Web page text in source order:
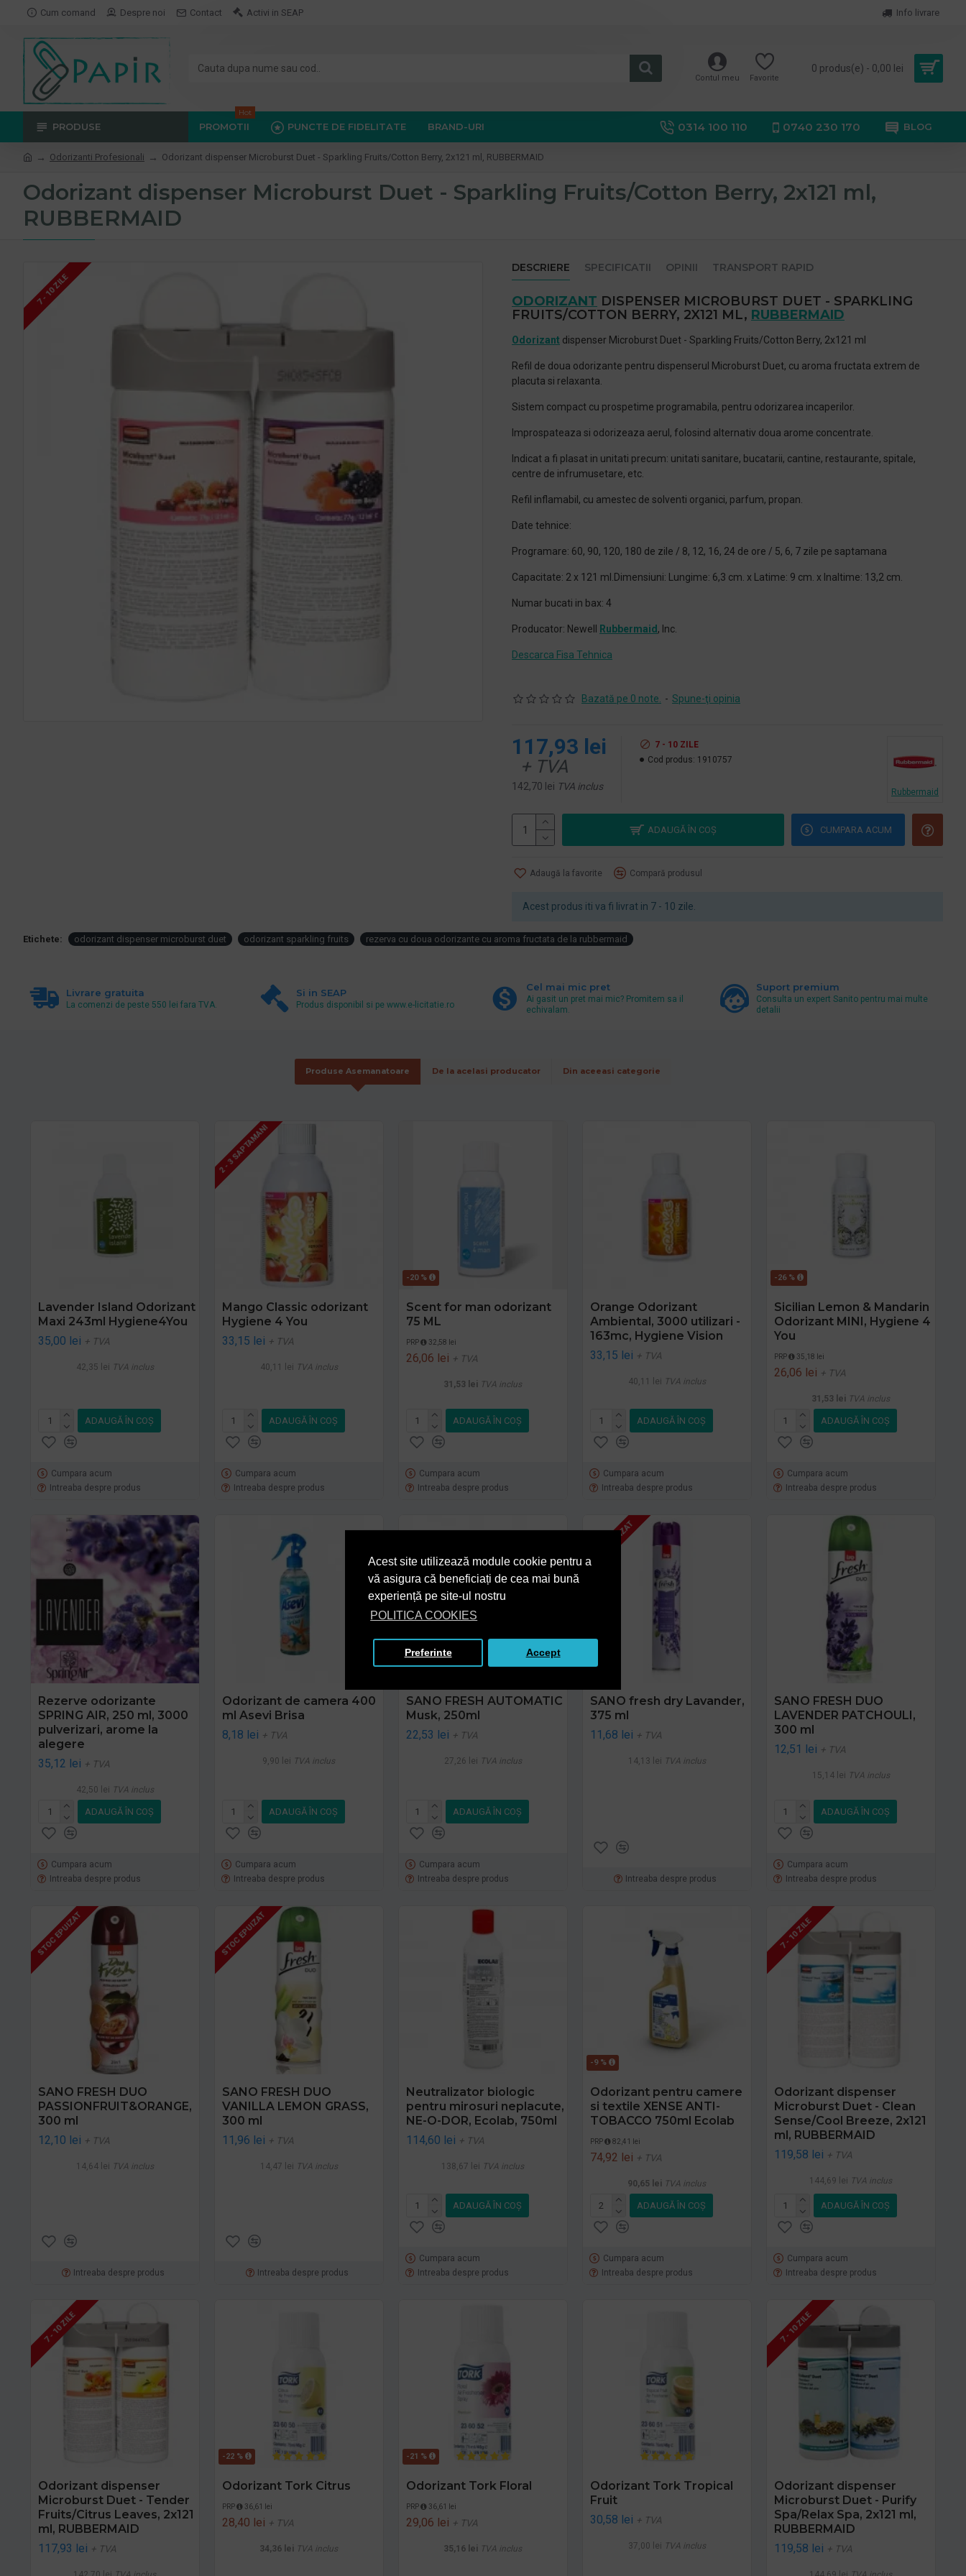
Acest site utilizează module cookie pentru a
vă asigura că beneficiați de cea mai bună
experiență pe site-ul nostru
POLITICA COOKIES
Preferinte Accept
Cum comand Despre noi Contact Activi in SEAP Info livrare
Contul meu Favorite
0 produs(e) - 0,00 lei
PRODUSE PROMOTII
Hot
PUNCTE DE FIDELITATE BRAND-URI 0314 100 110 0740 230 170 BLOG
Odorizanti Profesionali Odorizant dispenser Microburst Duet - Sparkling Fruits/Cotton Berry, 2x121 ml, RUBBERMAID
Odorizant dispenser Microburst Duet - Sparkling Fruits/Cotton Berry, 2x121 ml,
RUBBERMAID
7 - 10 ZILE
DESCRIERE SPECIFICATII OPINII TRANSPORT RAPID
ODORIZANT DISPENSER MICROBURST DUET - SPARKLING
FRUITS/COTTON BERRY, 2X121 ML, RUBBERMAID
Odorizant dispenser Microburst Duet - Sparkling Fruits/Cotton Berry, 2x121 ml
Refil de doua odorizante pentru dispenserul Microburst Duet, cu aroma fructata extrem de
placuta si relaxanta.
Sistem compact cu prospetime programabila, pentru odorizarea incaperilor.
Improspateaza si odorizeaza aerul, folosind alternativ doua arome concentrate.
Indicat a fi plasat in unitati precum: unitati sanitare, bucatarii, cantine, restaurante, spitale,
centre de infrumusetare, etc.
Refil inflamabil, cu amestec de solventi organici, parfum, propan.
Date tehnice:
Programare: 60, 90, 120, 180 de zile / 8, 12, 16, 24 de ore / 5, 6, 7 zile pe saptamana
Capacitate: 2 x 121 ml.Dimensiuni: Lungime: 6,3 cm. x Latime: 9 cm. x Inaltime: 13,2 cm.
Numar bucati in bax: 4
Producator: Newell Rubbermaid , Inc.
Descarca Fisa Tehnica
Acest produs iti va fi livrat in 7 - 10 zile.
Bazată pe 0 note. - Spune-ţi opinia
117,93 lei
+ TVA
142,70 lei TVA inclus
7 - 10 ZILE
Cod produs: 1910757
Rubbermaid
ADAUGĂ ÎN COŞ CUMPARA ACUM
Adaugă la favorite Compară produsul
Etichete: odorizant dispenser microburst duet odorizant sparkling fruits rezerva cu doua odorizante cu aroma fructata de la rubbermaid
Livrare gratuita
La comenzi de peste 550 lei fara TVA.
Si in SEAP
Produs disponibil si pe www.e-licitatie.ro
Cel mai mic pret
Ai gasit un pret mai mic? Promitem sa il
echivalam.
Suport premium
Consulta un expert Sanito pentru mai multe
detalii
Produse Asemanatoare De la acelasi producator Din aceeasi categorie
Lavender Island Odorizant
Maxi 243ml Hygiene4You
35,00 lei + TVA
42,35 lei TVA inclus
ADAUGĂ ÎN COŞ
Cumpara acum
Intreaba despre produs
2 - 3 SAPTAMANI
Mango Classic odorizant
Hygiene 4 You
33,15 lei + TVA
40,11 lei TVA inclus
ADAUGĂ ÎN COŞ
Cumpara acum
Intreaba despre produs
-20 %
Scent for man odorizant
75 ML
PRP 32,58 lei
26,06 lei + TVA
31,53 lei TVA inclus
ADAUGĂ ÎN COŞ
Cumpara acum
Intreaba despre produs
Orange Odorizant
Ambiental, 3000 utilizari -
163mc, Hygiene Vision
33,15 lei + TVA
40,11 lei TVA inclus
ADAUGĂ ÎN COŞ
Cumpara acum
Intreaba despre produs
-26 %
Sicilian Lemon & Mandarin
Odorizant MINI, Hygiene 4
You
PRP 35,18 lei
26,06 lei + TVA
31,53 lei TVA inclus
ADAUGĂ ÎN COŞ
Cumpara acum
Intreaba despre produs
Rezerve odorizante
SPRING AIR, 250 ml, 3000
pulverizari, arome la
alegere
35,12 lei + TVA
42,50 lei TVA inclus
ADAUGĂ ÎN COŞ
Cumpara acum
Intreaba despre produs
Odorizant de camera 400
ml Asevi Brisa
8,18 lei + TVA
9,90 lei TVA inclus
ADAUGĂ ÎN COŞ
Cumpara acum
Intreaba despre produs
SANO FRESH AUTOMATIC
Musk, 250ml
22,53 lei + TVA
27,26 lei TVA inclus
ADAUGĂ ÎN COŞ
Cumpara acum
Intreaba despre produs
STOC EPUIZAT
SANO fresh dry Lavander,
375 ml
11,68 lei + TVA
14,13 lei TVA inclus
Intreaba despre produs
SANO FRESH DUO
LAVENDER PATCHOULI,
300 ml
12,51 lei + TVA
15,14 lei TVA inclus
ADAUGĂ ÎN COŞ
Cumpara acum
Intreaba despre produs
STOC EPUIZAT
SANO FRESH DUO
PASSIONFRUIT&ORANGE,
300 ml
12,10 lei + TVA
14,64 lei TVA inclus
Intreaba despre produs
STOC EPUIZAT
SANO FRESH DUO
VANILLA LEMON GRASS,
300 ml
11,96 lei + TVA
14,47 lei TVA inclus
Intreaba despre produs
Neutralizator biologic
pentru mirosuri neplacute,
NE-O-DOR, Ecolab, 750ml
114,60 lei + TVA
138,67 lei TVA inclus
ADAUGĂ ÎN COŞ
Cumpara acum
Intreaba despre produs
-9 %
Odorizant pentru camere
si textile XENSE ANTI-
TOBACCO 750ml Ecolab
PRP 82,41 lei
74,92 lei + TVA
90,65 lei TVA inclus
ADAUGĂ ÎN COŞ
Cumpara acum
Intreaba despre produs
7 - 10 ZILE
Odorizant dispenser
Microburst Duet - Clean
Sense/Cool Breeze, 2x121
ml, RUBBERMAID
119,58 lei + TVA
144,69 lei TVA inclus
ADAUGĂ ÎN COŞ
Cumpara acum
Intreaba despre produs
7 - 10 ZILE
Odorizant dispenser
Microburst Duet - Tender
Fruits/Citrus Leaves, 2x121
ml, RUBBERMAID
117,93 lei + TVA
-22 %
Odorizant Tork Citrus
PRP 36,61 lei
28,40 lei + TVA
34,36 lei TVA inclus
-21 %
Odorizant Tork Floral
PRP 36,61 lei
29,06 lei + TVA
35,16 lei TVA inclus
Odorizant Tork Tropical
Fruit
30,58 lei + TVA
37,00 lei TVA inclus
7 - 10 ZILE
Odorizant dispenser
Microburst Duet - Purify
Spa/Relax Spa, 2x121 ml,
RUBBERMAID
119,58 lei + TVA